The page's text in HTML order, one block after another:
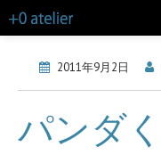
LIFE
WORKS
2011年9月2日
パンダ